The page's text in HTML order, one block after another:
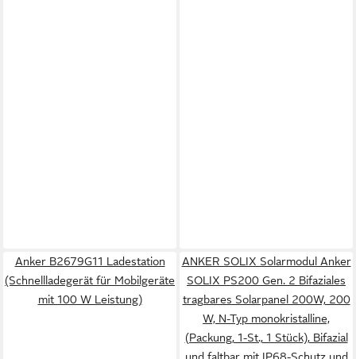
Anker B2679G11 Ladestation
(Schnellladegerät für Mobilgeräte
mit 100 W Leistung)
ANKER SOLIX Solarmodul Anker
SOLIX PS200 Gen. 2 Bifaziales
tragbares Solarpanel 200W, 200
W, N-Typ monokristalline,
(Packung, 1-St., 1 Stück), Bifazial